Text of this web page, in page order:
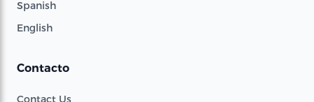
Spanish
English
Contacto
Contact Us